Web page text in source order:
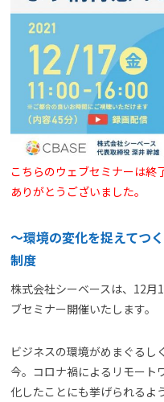
会社情報
よくある質問
資料請求(無料)
こちらのウェブセミナーは終
ありがとうございました。
〜環境の変化を捉えてつ
制度
株式会社シーベースは、12月
ブセミナー開催いたします。
ビジネスの環境がめまぐるし
今。コロナ禍によるリモート
化したことにも挙げられるよ